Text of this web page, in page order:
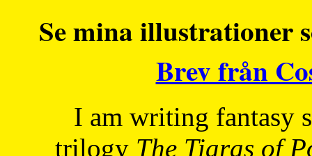
Se mina illustrationer
Brev från
I am writing fantasy
trilogy The Tiaras of